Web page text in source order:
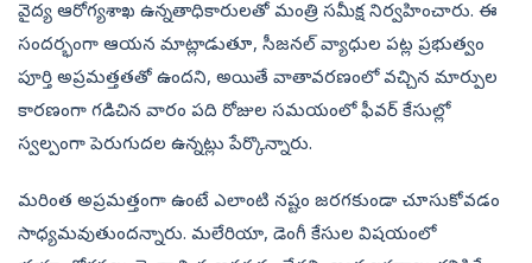
వైద్య ఆరోగ్యశాఖ ఉన్నతాధికారులతో మంత్రి సమీక్ష నిర్వహించారు. ఈ
సందర్భంగా ఆయన మాట్లాడుతూ, సీజనల్‌ వ్యాధుల పట్ల ప్రభుత్వం
పూర్తి అప్రమత్తతతో ఉందని, అయితే వాతావరణంలో వచ్చిన మార్పుల
కారణంగా గడిచిన వారం పది రోజుల సమయంలో ఫీవర్‌ కేసుల్లో
స్వల్పంగా పెరుగుదల ఉన్నట్లు పేర్కొన్నారు.
మరింత అప్రమత్తంగా ఉంటే ఎలాంటి నష్టం జరగకుండా చూసుకోవడం
సాధ్యమవుతుందన్నారు. మలేరియా, డెంగీ కేసుల విషయంలో